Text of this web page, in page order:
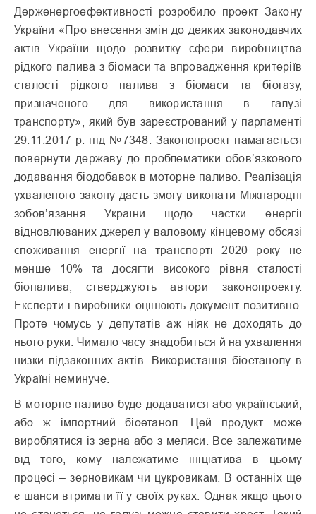
Держенергоефективності розробило проект Закону
України «Про внесення змін до деяких законодавчих
актів України щодо розвитку сфери виробництва
рідкого палива з біомаси та впровадження критеріїв
сталості рідкого палива з біомаси та біогазу,
призначеного для використання в галузі
транспорту», який був зареєстрований у парламенті
29.11.2017 р. під №7348. Законопроект намагається
повернути державу до проблематики обов’язкового
додавання біодобавок в моторне паливо. Реалізація
ухваленого закону дасть змогу виконати Міжнародні
зобов’язання України щодо частки енергії
відновлюваних джерел у валовому кінцевому обсязі
споживання енергії на транспорті 2020 року не
менше 10% та досягти високого рівня сталості
біопалива, стверджують автори законопроекту.
Експерти і виробники оцінюють документ позитивно.
Проте чомусь у депутатів аж ніяк не доходять до
нього руки. Чимало часу знадобиться й на ухвалення
низки підзаконних актів. Використання біоетанолу в
Україні неминуче.
В моторне паливо буде додаватися або український,
або ж імпортний біоетанол. Цей продукт може
вироблятися із зерна або з меляси. Все залежатиме
від того, кому належатиме ініціатива в цьому
процесі – зерновикам чи цукровикам. В останніх ще
є шанси втримати її у своїх руках. Однак якщо цього